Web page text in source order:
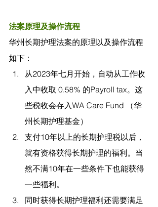
法案原理及操作流程
华州长期护理法案的原理以及操作流程
如下：
从2023年七月开始，自动从工作收
入中收取 0.58% 的Payroll tax。这
些税收会存入WA Care Fund （华
州长期护理基金）
支付10年以上的长期护理税以后，
就有资格获得长期护理的福利。当
然不满10年在一些条件下也能获得
一些福利。
同时获得长期护理福利还需要满足